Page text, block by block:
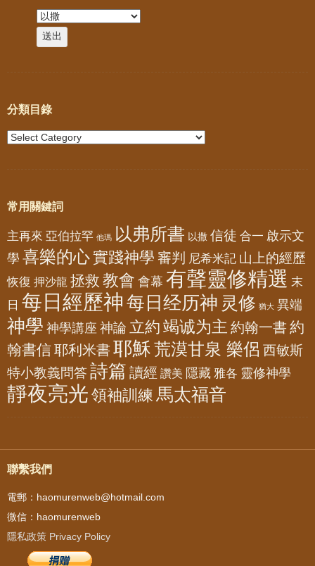
分類目錄
常用關鍵詞
主再來 亞伯拉罕 他瑪 以弗所書 以撒 信徒 合一 啟示文
學 喜樂的心實踐神學 審判 尼希米記 山上的經歷
恢復 押沙龍 拯救 教會 會幕 有聲靈修精選 末
日 每日經歷神 每日经历神 灵修 猶大 異端
神學 神學講座 神論 立約 竭诚为主 約翰一書 約
翰書信耶利米書 耶穌荒漠甘泉 樂侶 西敏斯
特小教義問答詩篇 讀經 讚美 隱藏 雅各 靈修神學
靜夜亮光 領袖訓練 馬太福音
聯繫我們
電郵：haomurenweb@hotmail.com
微信：haomurenweb
隱私政策 Privacy Policy